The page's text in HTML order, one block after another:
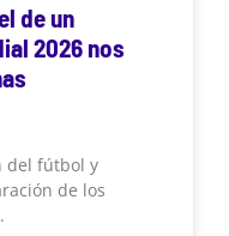
de un
2026 nos
del fútbol y
de los